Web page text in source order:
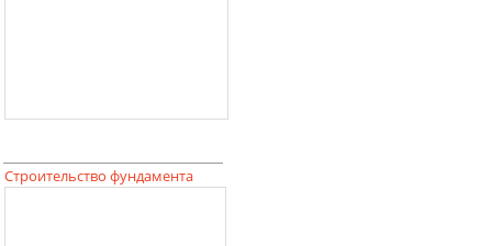
Строительство фундамента